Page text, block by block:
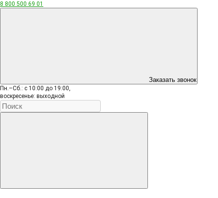
8 800 500 69 01
Заказать звонок
Пн.–Сб.: с 10:00 до 19:00,
воскресенье: выходной